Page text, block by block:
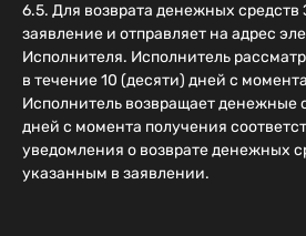
6.5. Для возврата денежных средств
заявление и отправляет на адрес
Исполнителя. Исполнитель
в течение 10 (десяти) дней с
Исполнитель возвращает денежные
дней с момента получения
уведомления о возврате денежных
указанным в заявлении.